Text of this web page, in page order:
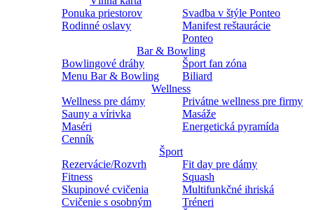
Ponuka priestorov
Svadba v štýle Ponteo
Rodinné oslavy
Manifest reštaurácie
Ponteo
Bar & Bowling
Bowlingové dráhy
Šport fan zóna
Menu Bar & Bowling
Biliard
Wellness
Wellness pre dámy
Privátne wellness pre firmy
Sauny a vírivka
Masáže
Maséri
Energetická pyramída
Cenník
Šport
Rezervácie/Rozvrh
Fit day pre dámy
Fitness
Squash
Skupinové cvičenia
Multifunkčné ihriská
Cvičenie s osobným
Tréneri